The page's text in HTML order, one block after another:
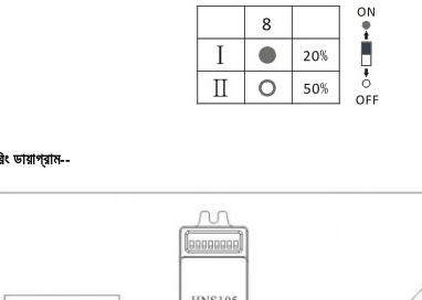
ডায়াগ্রাম--